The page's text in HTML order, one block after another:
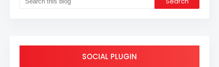
SOCIAL PLUGIN